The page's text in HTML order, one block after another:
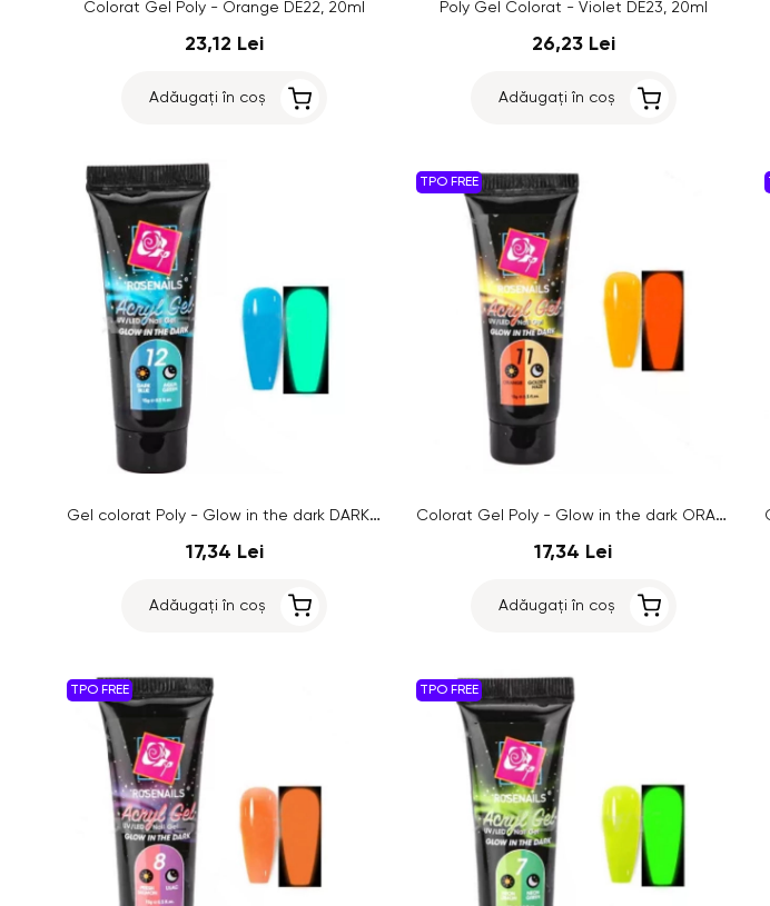
Colorat Gel Poly - Orange DE22, 20ml
23,12 Lei
Adăugați în coș
Poly Gel Colorat - Violet DE23, 20ml
26,23 Lei
Adăugați în coș
Gel colorat Poly - Glow in the dark DARK BLUE/AQUA GREEN no.12, 15g
17,34 Lei
Adăugați în coș
TPO FREE
Colorat Gel Poly - Glow in the dark ORANGE/GOLDEN HAZE no.11, 15g
17,34 Lei
Adăugați în coș
TPO FREE TPO FREE